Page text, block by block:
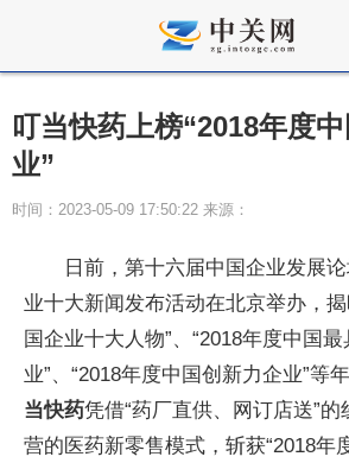
叮当快药上榜“2018年度
业”
时间：2023-05-09 17:50:22 来源：
日前，第十六届中国企业发展
业十大新闻发布活动在北京举办，揭
国企业十大人物”、“2018年度中国
业”、“2018年度中国创新力企业”等
当快药凭借“药厂直供、网订店送”
营的医药新零售模式，斩获“2018年